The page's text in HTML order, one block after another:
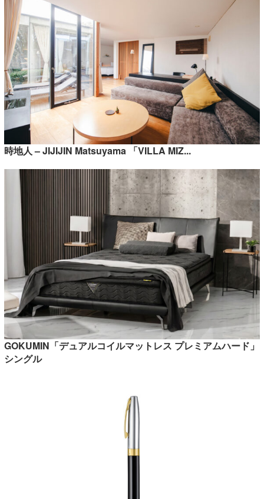
時地人 – JIJIJIN Matsuyama 「VILLA MIZ...
GOKUMIN「デュアルコイルマットレス プレミアムハード」
シングル